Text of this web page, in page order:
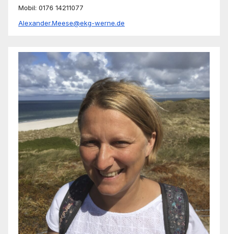
Mobil: 0176 14211077
Alexander.Meese@ekg-werne.de